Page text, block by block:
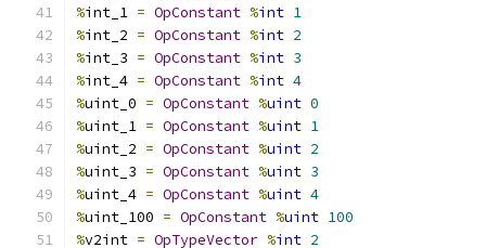
%int_1 = OpConstant %int 1
%int_2 = OpConstant %int 2
%int_3 = OpConstant %int 3
%int_4 = OpConstant %int 4
%uint_0 = OpConstant %uint 0
%uint_1 = OpConstant %uint 1
%uint_2 = OpConstant %uint 2
%uint_3 = OpConstant %uint 3
%uint_4 = OpConstant %uint 4
%uint_100 = OpConstant %uint 100
%v2int = OpTypeVector %int 2